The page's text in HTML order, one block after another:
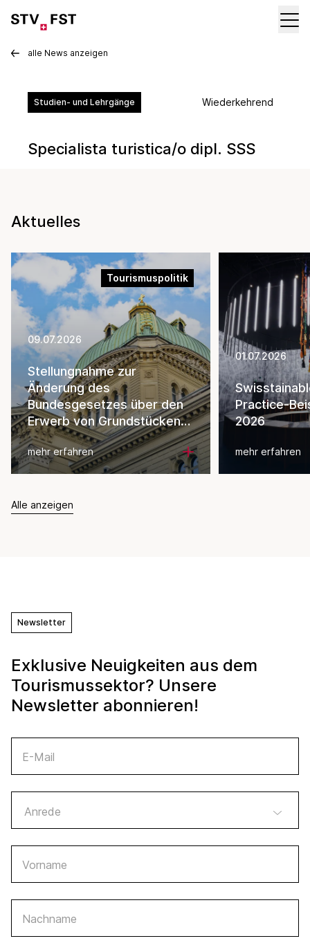
alle News anzeigen
Studien- und Lehrgänge Wiederkehrend
Specialista turistica/o dipl. SSS
Aktuelles
Tourismuspolitik
09.07.2026
Stellungnahme zur
Änderung des
Bundesgesetzes über den
Erwerb von Grundstücken
durch Personen im Ausland
mehr erfahren
01.07.2026
Practice-
2026
mehr erfahren
Alle anzeigen
Newsletter
Exklusive Neuigkeiten aus dem
Tourismussektor? Unsere
Newsletter abonnieren!
E-Mail
Vorname
Nachname